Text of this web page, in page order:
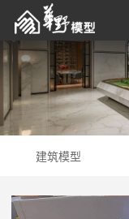
建筑模型